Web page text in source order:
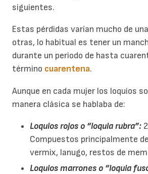
siguientes.
Estas pérdidas varían mucho de
otras, lo habitual es tener un
durante un periodo de hasta
término cuarentena.
Aunque en cada mujer los loquios
manera clásica se hablaba de:
Loquios rojos o “loquia rubra”:
Compuestos principalmente
vermix, lanugo, restos de
Loquios marrones o “loquia